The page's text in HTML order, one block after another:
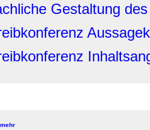
Gestaltung